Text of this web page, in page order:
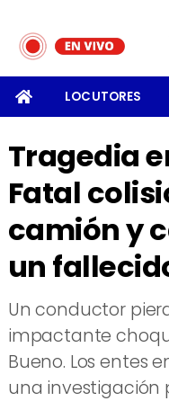
LOCUTORES
Tragedia
Fatal
camión y
un
Un conductor
impactante
Bueno. Los entes
una investigación